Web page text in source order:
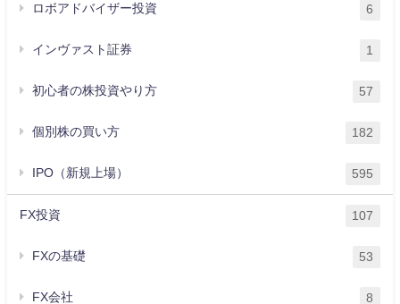
ロボアドバイザー投資 6
インヴァスト証券 1
初心者の株投資やり方 57
個別株の買い方 182
IPO（新規上場） 595
FX投資 107
FXの基礎 53
FX会社 8